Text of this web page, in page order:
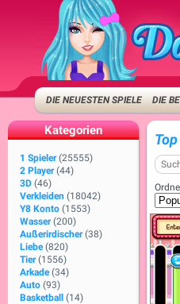
DIE NEUESTEN SPIELE DIE
Kategorien
1 Spieler (25555)
2 Player (44)
3D (46)
Verkleiden (18042)
Y8 Konto (1553)
Wasser (200)
Außerirdischer (38)
Liebe (820)
Tier (1556)
Arkade (34)
Auto (93)
Basketball
(14)